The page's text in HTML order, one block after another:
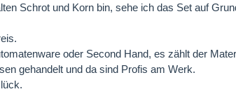
Schrot und Korn bin, sehe ich das Set auf
oder Second Hand, es zählt der
gehandelt und da sind Profis am Werk.